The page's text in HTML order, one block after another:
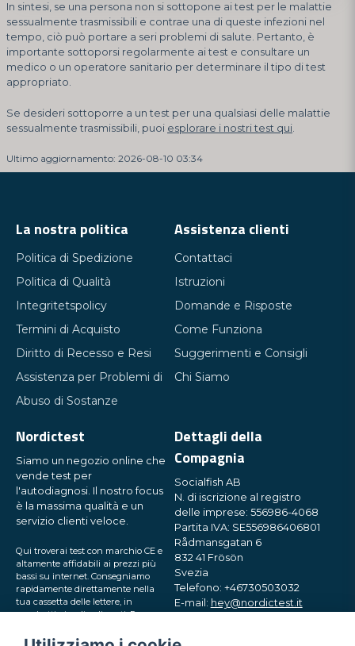
In sintesi, se una persona non si sottopone ai test per le malattie
sessualmente trasmissibili e contrae una di queste infezioni nel
tempo, ciò può portare a seri problemi di salute. Pertanto, è
importante sottoporsi regolarmente ai test e consultare un
medico o un operatore sanitario per determinare il tipo di test
appropriato.
Se desideri sottoporre a un test per una qualsiasi delle malattie
sessualmente trasmissibili, puoi esplorare i nostri test qui.
Ultimo aggiornamento: 2026-08-10 03:34
La nostra politica
Politica di Spedizione
Politica di Qualità
Integritetspolicy
Termini di Acquisto
Diritto di Recesso e Resi
Assistenza per Problemi di
Abuso di Sostanze
Assistenza clienti
Contattaci
Istruzioni
Domande e Risposte
Come Funziona
Suggerimenti e Consigli
Chi Siamo
Nordictest
Siamo un negozio online che
vende test per
l'autodiagnosi. Il nostro focus
è la massima qualità e un
servizio clienti veloce.
Qui troverai test con marchio CE e
altamente affidabili ai prezzi più
bassi su internet. Consegniamo
rapidamente direttamente nella
tua cassetta delle lettere, in
pacchetti piccoli e discreti. Prova
Dettagli della
Compagnia
Socialfish AB
N. di iscrizione al registro
delle imprese: 556986-4068
Partita IVA: SE556986406801
Rådmansgatan 6
832 41 Frösön
Svezia
Telefono: +46730503032
E-mail: hey@nordictest.it